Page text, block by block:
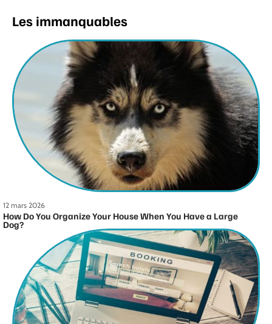
Les immanquables
12 mars 2026
How Do You Organize Your House When You Have a Large
Dog?